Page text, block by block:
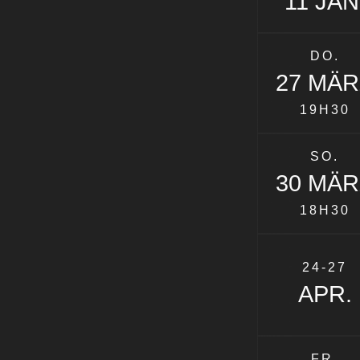
DO.
27
19H30
SO.
30
18H30
24-27
APR.